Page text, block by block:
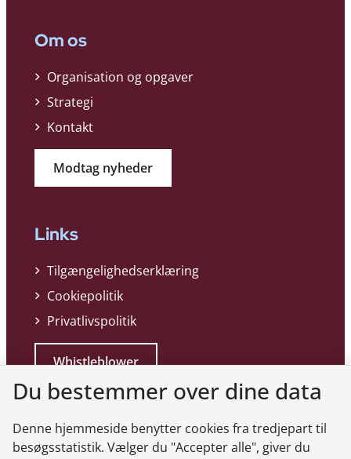
Om os
Organisation og opgaver
Strategi
Kontakt
Modtag nyheder
Links
Tilgængelighedserklæring
Cookiepolitik
Privatlivspolitik
Whistleblower
Du bestemmer over dine data
Denne hjemmeside benytter cookies fra tredjepart til
besøgsstatistik. Vælger du "Accepter alle", giver du